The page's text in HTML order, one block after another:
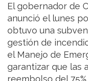
El gobernador de
anunció el lunes
obtuvo una
gestión de
el Manejo de
garantizar que las
reembolso del